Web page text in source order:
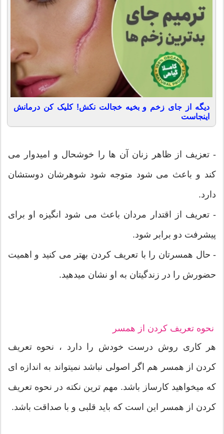
دیگه از جای زخم و بخیه خجالت نکش! کلیک کن درمانش
اینجاست
- تعزیف از ظاهر زنان آن ها را خوشحال و امیدوار می
کند و باعث می شود متوجه شود شوهرشان دوستشان
دارد.
- تعریف از اقتدار مردان باعث می شود انگیزه او برای
پیشرفت دو برابر شود.
- حال همسرتان را با تعریف کردن بهتر می کنید و اهمیت
حضورش را در زندگیتان به او نشان میدهید.
نحوه تعریف کردن از همسر
هر کاری روش درست خودش را دارد ، نحوه تعریف
کردن از همسر هم اگر اصولی نباشد نمیتواند به اندازه ای
که میخواهید کارساز باشد. مهم ترین نکته در نحوه تعریف
کردن از همسر این است که باید قلبی و با صداقت باشد.